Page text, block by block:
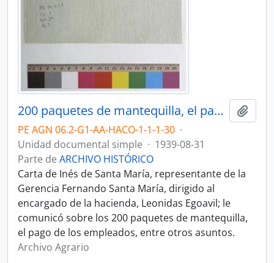
200 paquetes de mantequilla, el pago de los empleados
PE AGN 06.2-G1-AA-HACO-1-1-1-30 ·
Unidad documental simple · 1939-08-31
Parte de ARCHIVO HISTÓRICO
Carta de Inés de Santa María, representante de la
Gerencia Fernando Santa María, dirigido al
encargado de la hacienda, Leonidas Egoavil; le
comunicó sobre los 200 paquetes de mantequilla,
el pago de los empleados, entre otros asuntos.
Archivo Agrario